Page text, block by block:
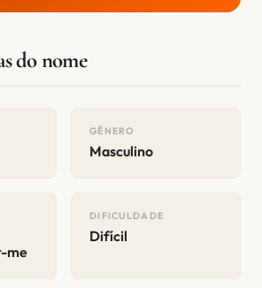
do nome
GÊNERO
Masculino
me
DIFICULDADE
Difícil